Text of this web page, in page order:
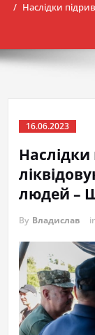
Наслідки
16.06.2023
Наслідки
людей –
By Владислав